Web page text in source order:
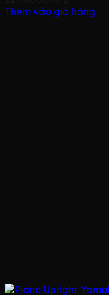
Thêm vào giỏ hàng